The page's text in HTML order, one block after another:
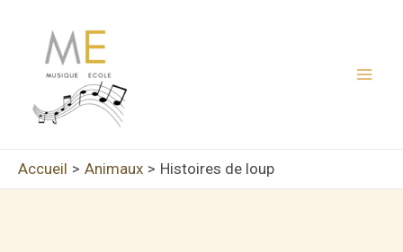
contenu
Accueil Animaux Histoires de loup